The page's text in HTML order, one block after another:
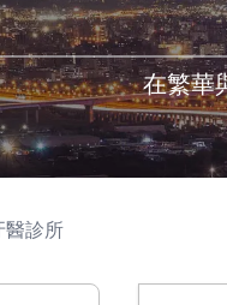
在繁華
醫診所